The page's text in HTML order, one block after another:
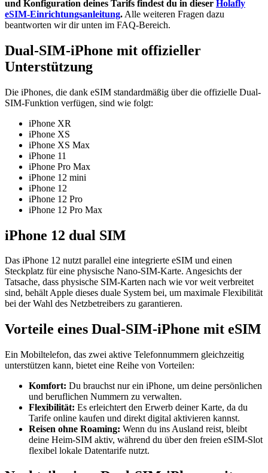
und Konfiguration deines Tarifs findest du in dieser Holafly
eSIM-Einrichtungsanleitung. Alle weiteren Fragen dazu
beantworten wir dir unten im FAQ-Bereich.
Dual-SIM-iPhone mit offizieller
Unterstützung
Die iPhones, die dank eSIM standardmäßig über die offizielle Dual-
SIM-Funktion verfügen, sind wie folgt:
iPhone XR
iPhone XS
iPhone XS Max
iPhone 11
iPhone Pro Max
iPhone 12 mini
iPhone 12
iPhone 12 Pro
iPhone 12 Pro Max
iPhone 12 dual SIM
Das iPhone 12 nutzt parallel eine integrierte eSIM und einen
Steckplatz für eine physische Nano-SIM-Karte. Angesichts der
Tatsache, dass physische SIM-Karten nach wie vor weit verbreitet
sind, behält Apple dieses duale System bei, um maximale Flexibilität
bei der Wahl des Netzbetreibers zu garantieren.
Vorteile eines Dual-SIM-iPhone mit eSIM
Ein Mobiltelefon, das zwei aktive Telefonnummern gleichzeitig
unterstützen kann, bietet eine Reihe von Vorteilen:
Komfort: Du brauchst nur ein iPhone, um deine persönlichen
und beruflichen Nummern zu verwalten.
Flexibilität: Es erleichtert den Erwerb deiner Karte, da du
Tarife online kaufen und direkt digital aktivieren kannst.
Reisen ohne Roaming: Wenn du ins Ausland reist, bleibt
deine Heim-SIM aktiv, während du über den freien eSIM-Slot
flexibel lokale Datentarife nutzt.